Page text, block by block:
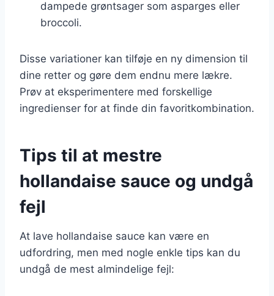
dampede grøntsager som asparges eller
broccoli.
Disse variationer kan tilføje en ny dimension til
dine retter og gøre dem endnu mere lækre.
Prøv at eksperimentere med forskellige
ingredienser for at finde din favoritkombination.
Tips til at mestre
hollandaise sauce og undgå
fejl
At lave hollandaise sauce kan være en
udfordring, men med nogle enkle tips kan du
undgå de mest almindelige fejl: